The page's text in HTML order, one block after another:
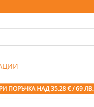
ПОРЪЧКА НАД 35.28 € / 69 ЛВ.